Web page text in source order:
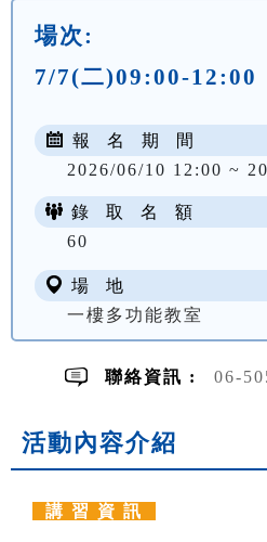
場次:
7/7(二)09:00-12:00
報 名 期 間
2026/06/10 12:00 ~
錄 取 名 額
60
場 地
一樓多功能教室
聯絡資訊 : 06-
活動內容介紹
講 習 資 訊